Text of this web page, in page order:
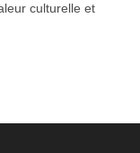
culturelle et